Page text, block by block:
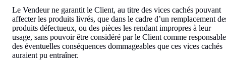
Le Vendeur ne garantit le Client, au titre des vices cachés pouvant
affecter les produits livrés, que dans le cadre d’un remplacement
produits défectueux, ou des pièces les rendant impropres à leur
usage, sans pouvoir être considéré par le Client comme responsable
des éventuelles conséquences dommageables que ces vices cachés
auraient pu entraîner.